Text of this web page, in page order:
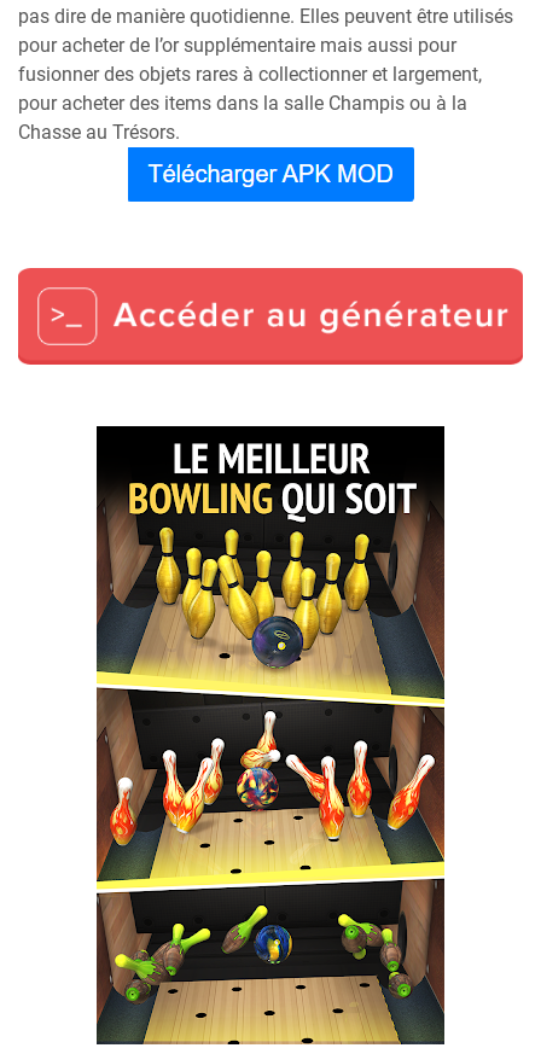
pas dire de manière quotidienne. Elles peuvent être utilisés
pour acheter de l’or supplémentaire mais aussi pour
fusionner des objets rares à collectionner et largement,
pour acheter des items dans la salle Champis ou à la
Chasse au Trésors.